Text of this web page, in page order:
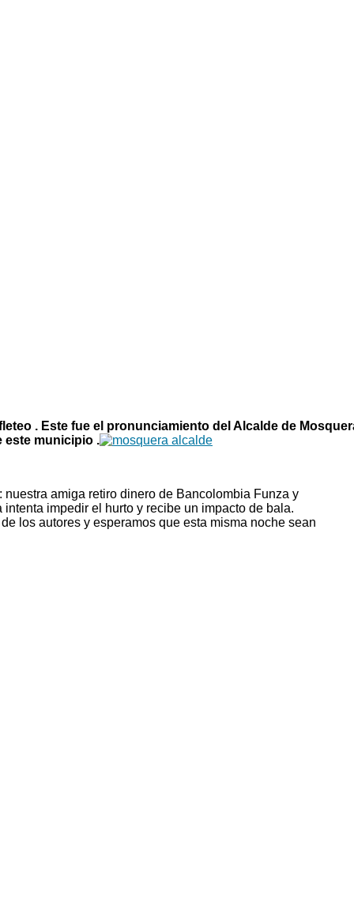
. Este fue el pronunciamiento del Alcalde de
este municipio .
amiga retiro dinero de Bancolombia Funza y
impedir el hurto y recibe un impacto de bala.
los autores y esperamos que esta misma noche sean